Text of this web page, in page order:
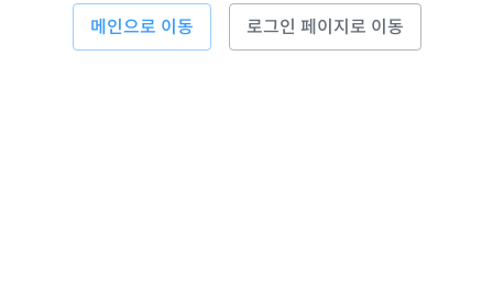
메인으로 이동 로그인 페이지로 이동